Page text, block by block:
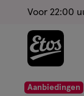
ga
de
hoofd
ga
Voor 22:00
Aanbiedingen